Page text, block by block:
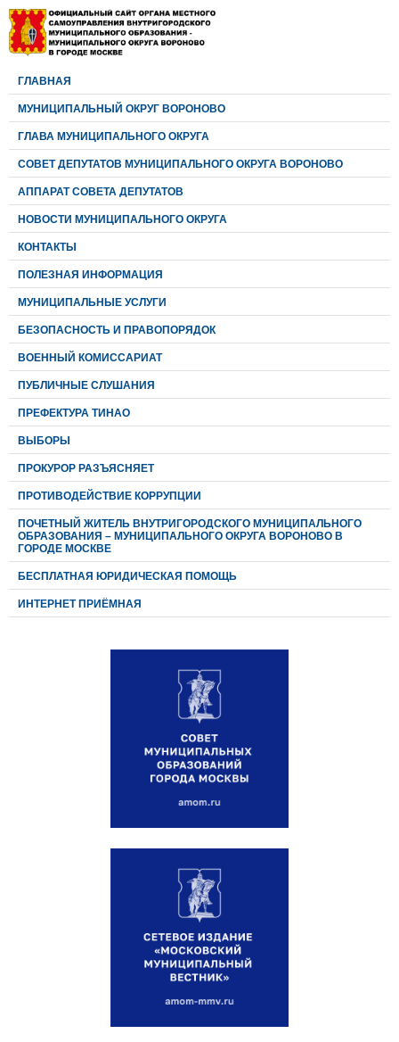
ГЛАВНАЯ
МУНИЦИПАЛЬНЫЙ ОКРУГ ВОРОНОВО
ГЛАВА МУНИЦИПАЛЬНОГО ОКРУГА
CОВЕТ ДЕПУТАТОВ МУНИЦИПАЛЬНОГО ОКРУГА ВОРОНОВО
АППАРАТ СОВЕТА ДЕПУТАТОВ
НОВОСТИ МУНИЦИПАЛЬНОГО ОКРУГА
КОНТАКТЫ
ПОЛЕЗНАЯ ИНФОРМАЦИЯ
МУНИЦИПАЛЬНЫЕ УСЛУГИ
БЕЗОПАСНОСТЬ И ПРАВОПОРЯДОК
ВОЕННЫЙ КОМИССАРИАТ
ПУБЛИЧНЫЕ СЛУШАНИЯ
ПРЕФЕКТУРА ТИНАО
ВЫБОРЫ
ПРОКУРОР РАЗЪЯСНЯЕТ
ПРОТИВОДЕЙСТВИЕ КОРРУПЦИИ
ПОЧЕТНЫЙ ЖИТЕЛЬ ВНУТРИГОРОДСКОГО МУНИЦИПАЛЬНОГО
ОБРАЗОВАНИЯ – МУНИЦИПАЛЬНОГО ОКРУГА ВОРОНОВО В
ГОРОДЕ МОСКВЕ
БЕСПЛАТНАЯ ЮРИДИЧЕСКАЯ ПОМОЩЬ
ИНТЕРНЕТ ПРИЁМНАЯ